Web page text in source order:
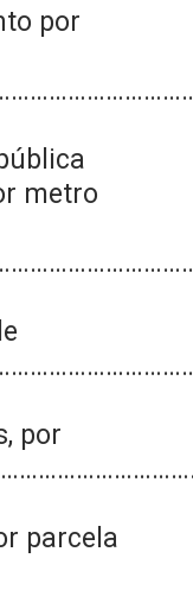
por
metro
por
parcela